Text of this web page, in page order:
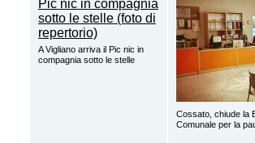
A Vigliano arriva il Pic nic in
compagnia sotto le stelle
Cossato, chiude la
Comunale per la